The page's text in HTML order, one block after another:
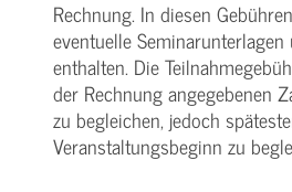
Rechnung. In diesen
eventuelle
enthalten. Die
der Rechnung angegebenen
zu begleichen, jedoch
Veranstaltungsbeginn zu